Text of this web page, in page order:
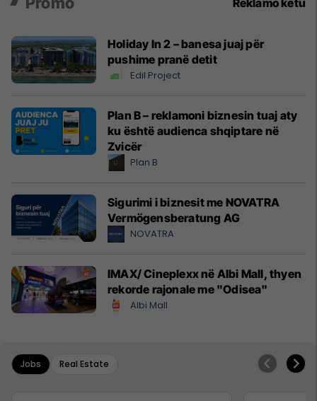
Reklamo këtu
Holiday In 2 – banesa juaj për
pushime pranë detit
Edil Project
Plan B – reklamoni biznesin tuaj aty
ku është audienca shqiptare në
Zvicër
Plan B
Sigurimi i biznesit me NOVATRA
Vermögensberatung AG
NOVATRA
IMAX/ Cineplexx në Albi Mall, thyen
rekorde rajonale me "Odisea"
Albi Mall
Jobs Real Estate